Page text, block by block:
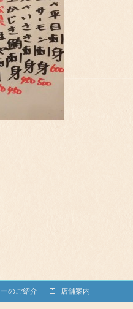
のご紹介 店舗案内